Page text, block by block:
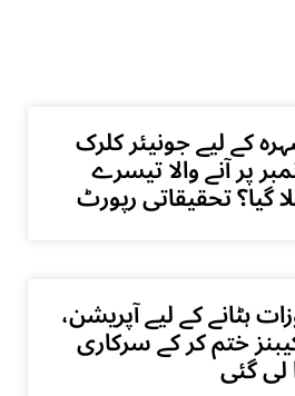
کے لیے جونیئر کلرک
پر آنے والا تیسرے
گیا؟ تحقیقاتی رپورٹ
ہٹانے کے لیے آپریشن،
کیبنز ختم کر کے سرکاری
لی گئی